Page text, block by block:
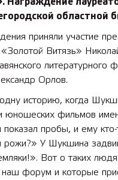
Награждение
областной
приняли участие
Витязь»
литературного
Орлов.
историю, когда
юношеских фильмов
пробы, и ему
У Шукшина
Вот о таких
форум и которые